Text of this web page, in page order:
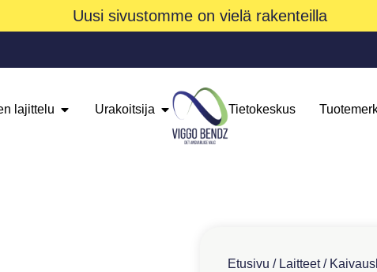
Uusi sivustomme on vielä rakenteilla
lajittelu Urakoitsija Tietokeskus
Etusivu / Laitteet/